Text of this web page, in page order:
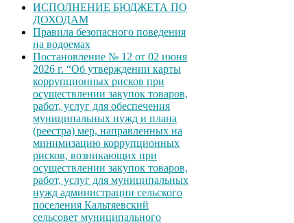
ИСПОЛНЕНИЕ БЮДЖЕТА ПО
ДОХОДАМ
Правила безопасного поведения
на водоемах
Постановление № 12 от 02 июня
2026 г. “Об утверждении карты
коррупционных рисков при
осуществлении закупок товаров,
работ, услуг для обеспечения
муниципальных нужд и плана
(реестра) мер, направленных на
минимизацию коррупционных
рисков, возникающих при
осуществлении закупок товаров,
работ, услуг для муниципальных
нужд администрации сельского
поселения Кальтяевский
сельсовет муниципального